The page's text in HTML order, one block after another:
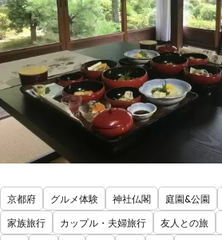
京都府 グルメ体験 神社仏閣 庭園&公園
家族旅行
カップル・夫婦旅行 友人との旅